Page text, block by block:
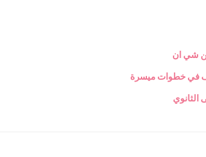
شي ان
في خطوات ميسرة
الثانوي